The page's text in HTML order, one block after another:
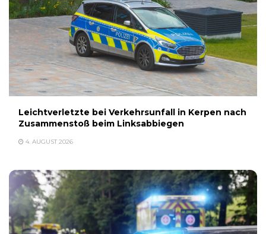
Leichtverletzte bei Verkehrsunfall in Kerpen nach
Zusammenstoß beim Linksabbiegen
4. AUGUST 2026